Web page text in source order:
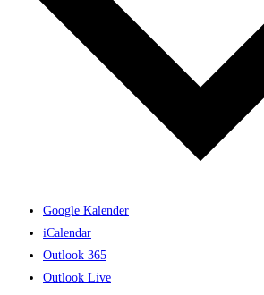
Google Kalender
iCalendar
Outlook 365
Outlook Live